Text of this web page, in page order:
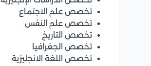
تخصص علم الاجتماع
تخصص علم النفس
تخصص التاريخ
تخصص الجغرافيا
تخصص اللغة الانجليزية